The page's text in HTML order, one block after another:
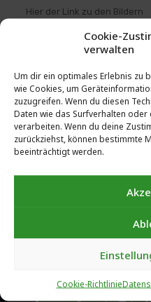
Cookie-
verwalten
Um dir ein optimales Erlebnis zu
wie Cookies, um
zuzugreifen. Wenn du diesen
Daten wie das Surfverhalten
verarbeiten. Wenn du deine
zurückziehst, können bestimmte
beeinträchtigt werden.
Cookie-Richtlinie
Hier der Link zu den Bildern
4072-8d0a-51466c94ee61